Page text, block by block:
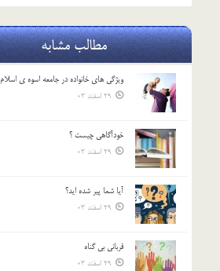
مطالب مشابه
ويژگي هاي خانواده در جامعه اسوه ي اسلام
29 اسفند 03
خودآگاهى چيست ؟
29 اسفند 03
آیا شما پیر شده اید؟
29 اسفند 03
قرباني بي گناه
29 اسفند 03